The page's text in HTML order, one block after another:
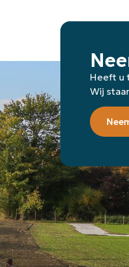
Heeft u
Wij